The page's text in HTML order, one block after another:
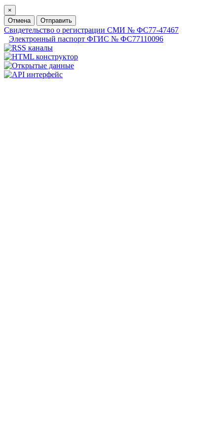
×
Отмена
Отправить
Свидетельство о регистрации СМИ № ФС77-47467
Электронный паспорт ФГИС № ФС77110096